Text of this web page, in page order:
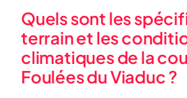
Quels sont les
terrain et les
climatiques de la
Foulées du Viaduc ?